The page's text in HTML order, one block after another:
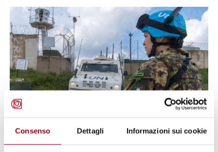
Consenso Dettagli Informazioni sui cookie
© UN Photo/Pasqual Gorriz
PEACEKEEPING